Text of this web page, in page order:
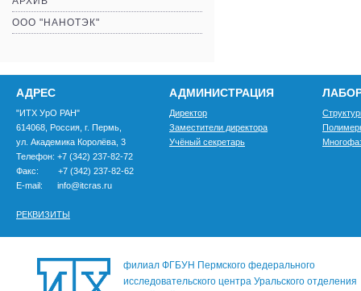
ООО "НАНОТЭК"
АДРЕС
"ИТХ УрО РАН"
614068, Россия, г. Пермь,
ул. Академика Королёва, 3
Телефон: +7 (342) 237-82-72
Факс: +7 (342) 237-82-62
E-mail: info@itcras.ru
РЕКВИЗИТЫ
АДМИНИСТРАЦИЯ
Директор
Заместители директора
Учёный секретарь
филиал ФГБУН Пермского федерального
исследовательского центра Уральского отделения